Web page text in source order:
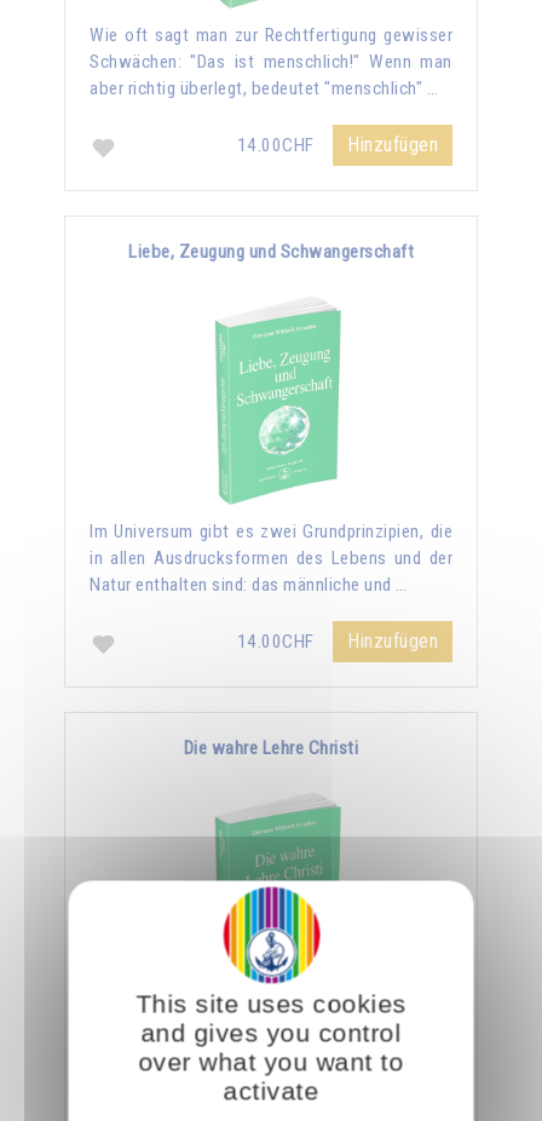
Wie oft sagt man zur Rechtfertigung gewisser
Schwächen: "Das ist menschlich!" Wenn man
aber richtig überlegt, bedeutet "menschlich" …
14.00CHF Hinzufügen
Liebe, Zeugung und Schwangerschaft
Im Universum gibt es zwei Grundprinzipien, die
in allen Ausdrucksformen des Lebens und der
Natur enthalten sind: das männliche und …
14.00CHF Hinzufügen
Die wahre Lehre Christi
Omraam Mikhaël Aïvanhov zufolge ist die
ganze Lehre Christi in den wenigen Zeilen des
Vaterunser enthalten. Er sagt: "Ein Eingeweihter
This site uses cookies
and gives you control
over what you want to
activate